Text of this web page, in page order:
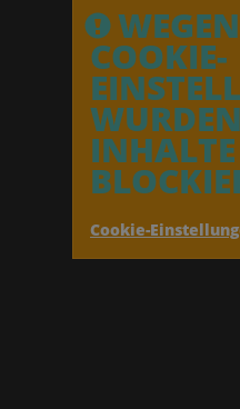
COOKIE-
INHALTE
Cookie-